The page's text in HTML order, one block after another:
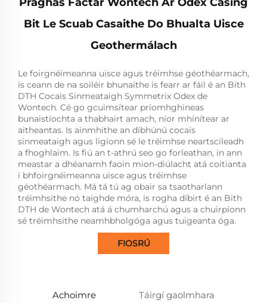
Bit Le Scuab Casaithe Do Bhualta Uisce
Geothermálach
Le foirgnéimeanna uisce agus tréimhse géothéarmach,
is ceann de na soiléir bhunaithe is fearr ar fáil é an Bith
DTH Cocais Sinmeataigh Symmetrix Odex de
Wontech. Cé go gcuimsítear príomhghineas
bunaistíochta a thabhairt amach, níor mhínítear ar
aitheantas. Is ainmhithe an díbhúnú cocais
sinmeataigh agus ligíonn sé le tréimhse neartscileadh
a fhoghlaim. Is fiú an t-athrú seo go forleathan, in ann
meastar a dhéanamh faoin mion-diúlacht atá coitianta
i bhfoirgnéimeanna uisce agus tréimhse
géothéarmach. Má tá tú ag obair sa tsaotharlann
tréimhsithe nó taighde móra, is rogha díbirt é an Bith
DTH de Wontech atá á chumharchú agus a chuirpíonn
sé tréimhsithe neamhbholgóga agus tuigeanta óga.
FIOSRÚ
Achoimre Táirgí gaolmhara